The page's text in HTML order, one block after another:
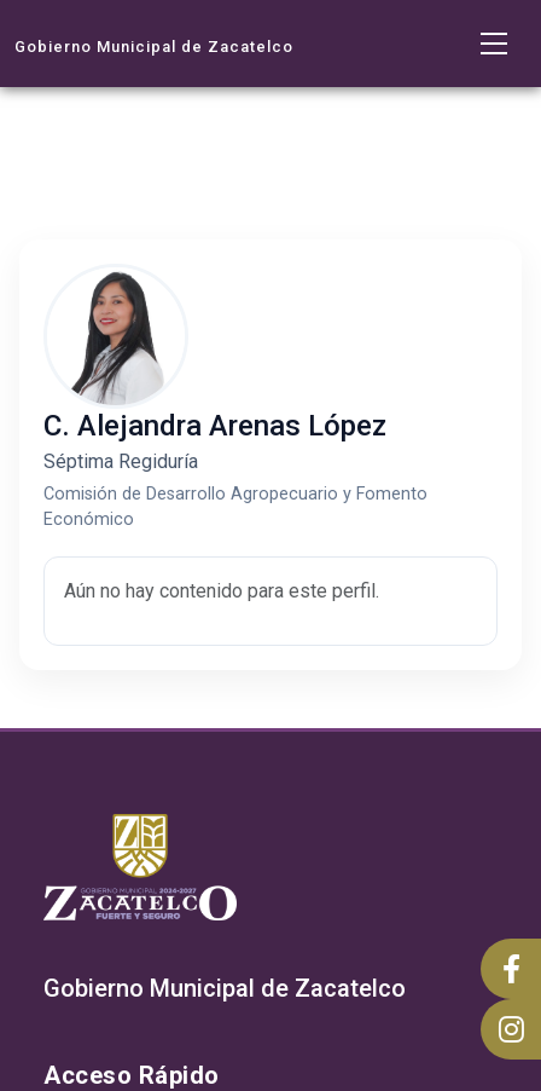
Gobierno Municipal de Zacatelco
C. Alejandra Arenas López
Séptima Regiduría
Comisión de Desarrollo Agropecuario y Fomento
Económico
Aún no hay contenido para este perfil.
Gobierno Municipal de Zacatelco
Acceso Rápido